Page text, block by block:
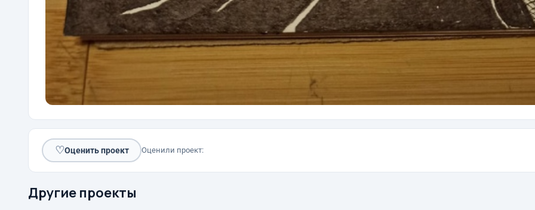
♡Оценить проект Оценили проект:
Другие проекты